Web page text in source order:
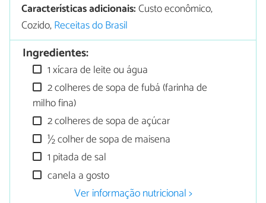
Características adicionais:Custo econômico,
Cozido,Receitas do Brasil
Ingredientes:
1 xícara de leite ou água
2 colheres de sopa de fubá (farinha de
milho fina)
2 colheres de sopa de açúcar
½ colher de sopa de maisena
1 pitada de sal
canela a gosto
Ver informação nutricional >